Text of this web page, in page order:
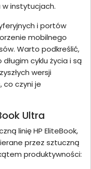
instytucjach.
i portów
mobilnego
Warto podkreślić,
cyklu życia i są
wersji
co czyni je
Ultra
linię HP EliteBook,
przez sztuczną
produktywności: